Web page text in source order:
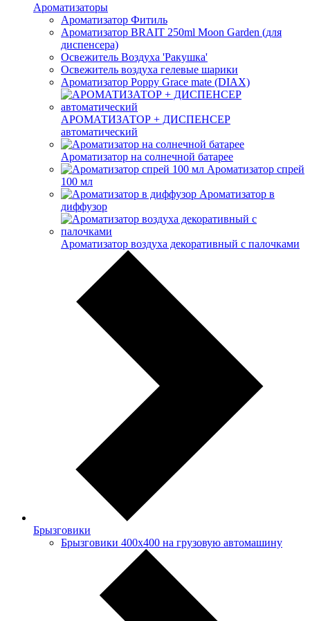
Ароматизаторы
Ароматизатор Фитиль
Ароматизатор BRAIT 250ml Moon Garden (для
диспенсера)
Освежитель Воздуха 'Ракушка'
Освежитель воздуха гелевые шарики
Ароматизатор Poppy Grace mate (DIAX)
АРОМАТИЗАТОР + ДИСПЕНСЕР
автоматический
Ароматизатор на солнечной батарее
Ароматизатор спрей
100 мл
Ароматизатор в
диффузор
Ароматизатор воздуха декоративный с палочками
Брызговики
Брызговики 400х400 на грузовую автомашину